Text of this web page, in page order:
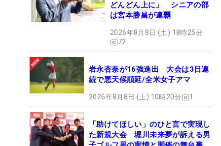
どんどん上に」 シニアの部
は宮本勝昌が連覇
2026年8月8日 (土) 18時25分
72
岩永杏奈が16強進出 大会は3日連
続で悪天候順延/全米女子アマ
2026年8月8日 (土) 10時20分 1
「助けてほしい」のひと言で実現し
た新規大会 堀川未来夢が訴える男